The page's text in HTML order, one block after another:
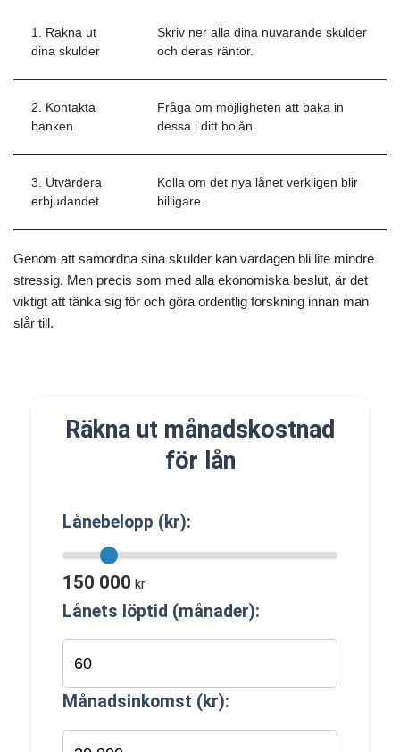
1. Räkna ut
dina skulder
Skriv ner alla dina nuvarande skulder
och deras räntor.
2. Kontakta
banken
Fråga om möjligheten att baka in
dessa i ditt bolån.
3. Utvärdera
erbjudandet
Kolla om det nya lånet verkligen blir
billigare.
Genom att samordna sina skulder kan vardagen bli lite mindre
stressig. Men precis som med alla ekonomiska beslut, är det
viktigt att tänka sig för och göra ordentlig forskning innan man
slår till.
Räkna ut månadskostnad
för lån
Lånebelopp (kr):
150 000 kr
Lånets löptid (månader):
Månadsinkomst (kr):